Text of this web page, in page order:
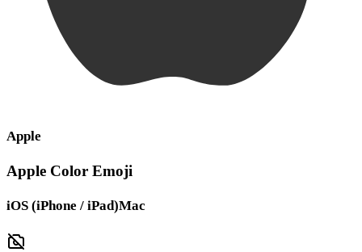
Apple
Apple Color Emoji
iOS (iPhone / iPad)Mac